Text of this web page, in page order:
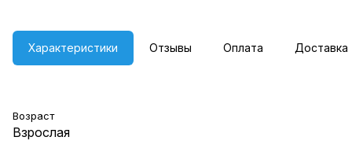
Характеристики Отзывы Оплата Доставка
Возраст
Взрослая